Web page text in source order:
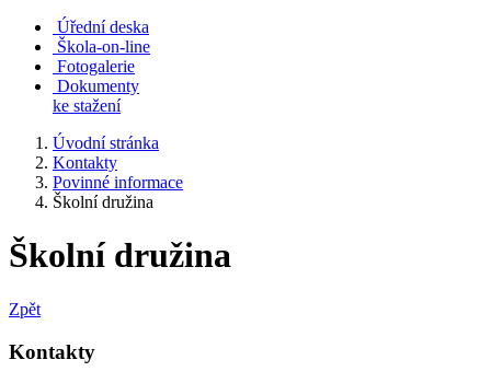
Úřední deska
Škola-on-line
Fotogalerie
Dokumenty
ke stažení
Úvodní stránka
Kontakty
Povinné informace
Školní družina
Školní družina
Zpět
Kontakty